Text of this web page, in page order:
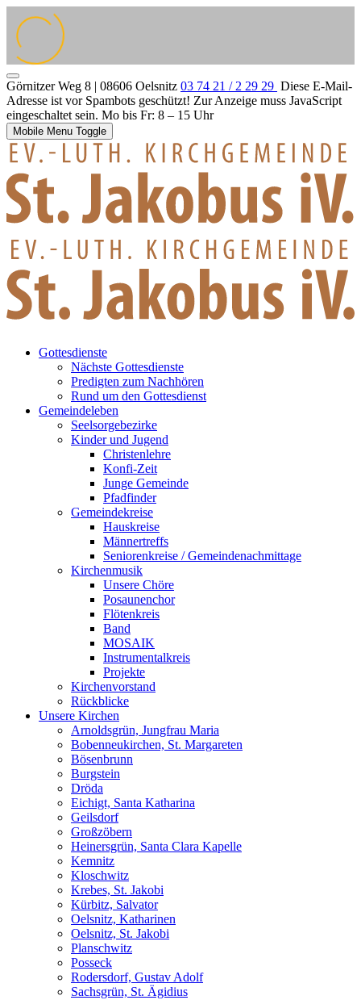
Görnitzer Weg 8 | 08606 Oelsnitz 03 74 21 / 2 29 29 Diese E-Mail-
Adresse ist vor Spambots geschützt! Zur Anzeige muss JavaScript
eingeschaltet sein. Mo bis Fr: 8 – 15 Uhr
Mobile Menu Toggle
Gottesdienste
Nächste Gottesdienste
Predigten zum Nachhören
Rund um den Gottesdienst
Gemeindeleben
Seelsorgebezirke
Kinder und Jugend
Christenlehre
Konfi-Zeit
Junge Gemeinde
Pfadfinder
Gemeindekreise
Hauskreise
Männertreffs
Seniorenkreise / Gemeindenachmittage
Kirchenmusik
Unsere Chöre
Posaunenchor
Flötenkreis
Band
MOSAIK
Instrumentalkreis
Projekte
Kirchenvorstand
Rückblicke
Unsere Kirchen
Arnoldsgrün, Jungfrau Maria
Bobenneukirchen, St. Margareten
Bösenbrunn
Burgstein
Dröda
Eichigt, Santa Katharina
Geilsdorf
Großzöbern
Heinersgrün, Santa Clara Kapelle
Kemnitz
Kloschwitz
Krebes, St. Jakobi
Kürbitz, Salvator
Oelsnitz, Katharinen
Oelsnitz, St. Jakobi
Planschwitz
Posseck
Rodersdorf, Gustav Adolf
Sachsgrün, St. Ägidius